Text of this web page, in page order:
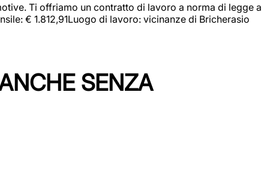
Ti offriamo un contratto di lavoro a norma di legge a
€ 1.812,91Luogo di lavoro: vicinanze di Bricherasio
SENZA